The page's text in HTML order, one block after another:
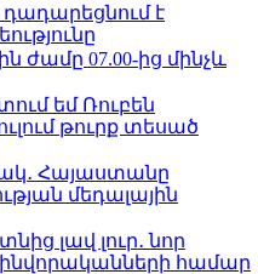
է
ին ժամը 07.00-ից մինչև
եմ Ռուբեն
թուրք տեսած
Հայաստանը
մեդալային
լավ լուր․ նոր
համար